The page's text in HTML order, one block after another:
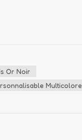
Or Noir
Multicolore